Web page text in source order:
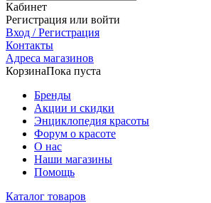
Кабинет
Регистрация или войти
Вход / Регистрация
Контакты
Адреса магазинов
КорзинаПока пуста
Бренды
Акции и скидки
Энциклопедия красоты
Форум о красоте
О нас
Наши магазины
Помощь
Каталог товаров